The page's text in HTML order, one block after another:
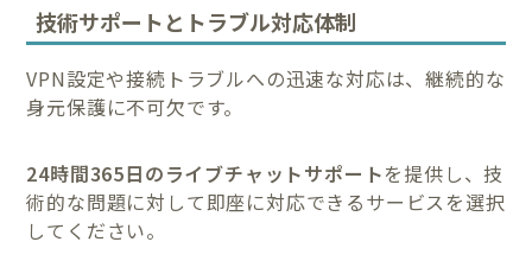
技術サポートとトラブル対応体制
VPN設定や接続トラブルへの迅速な対応は、継続的な
身元保護に不可欠です。
24時間365日のライブチャットサポートを提供し、技
術的な問題に対して即座に対応できるサービスを選択
してください。